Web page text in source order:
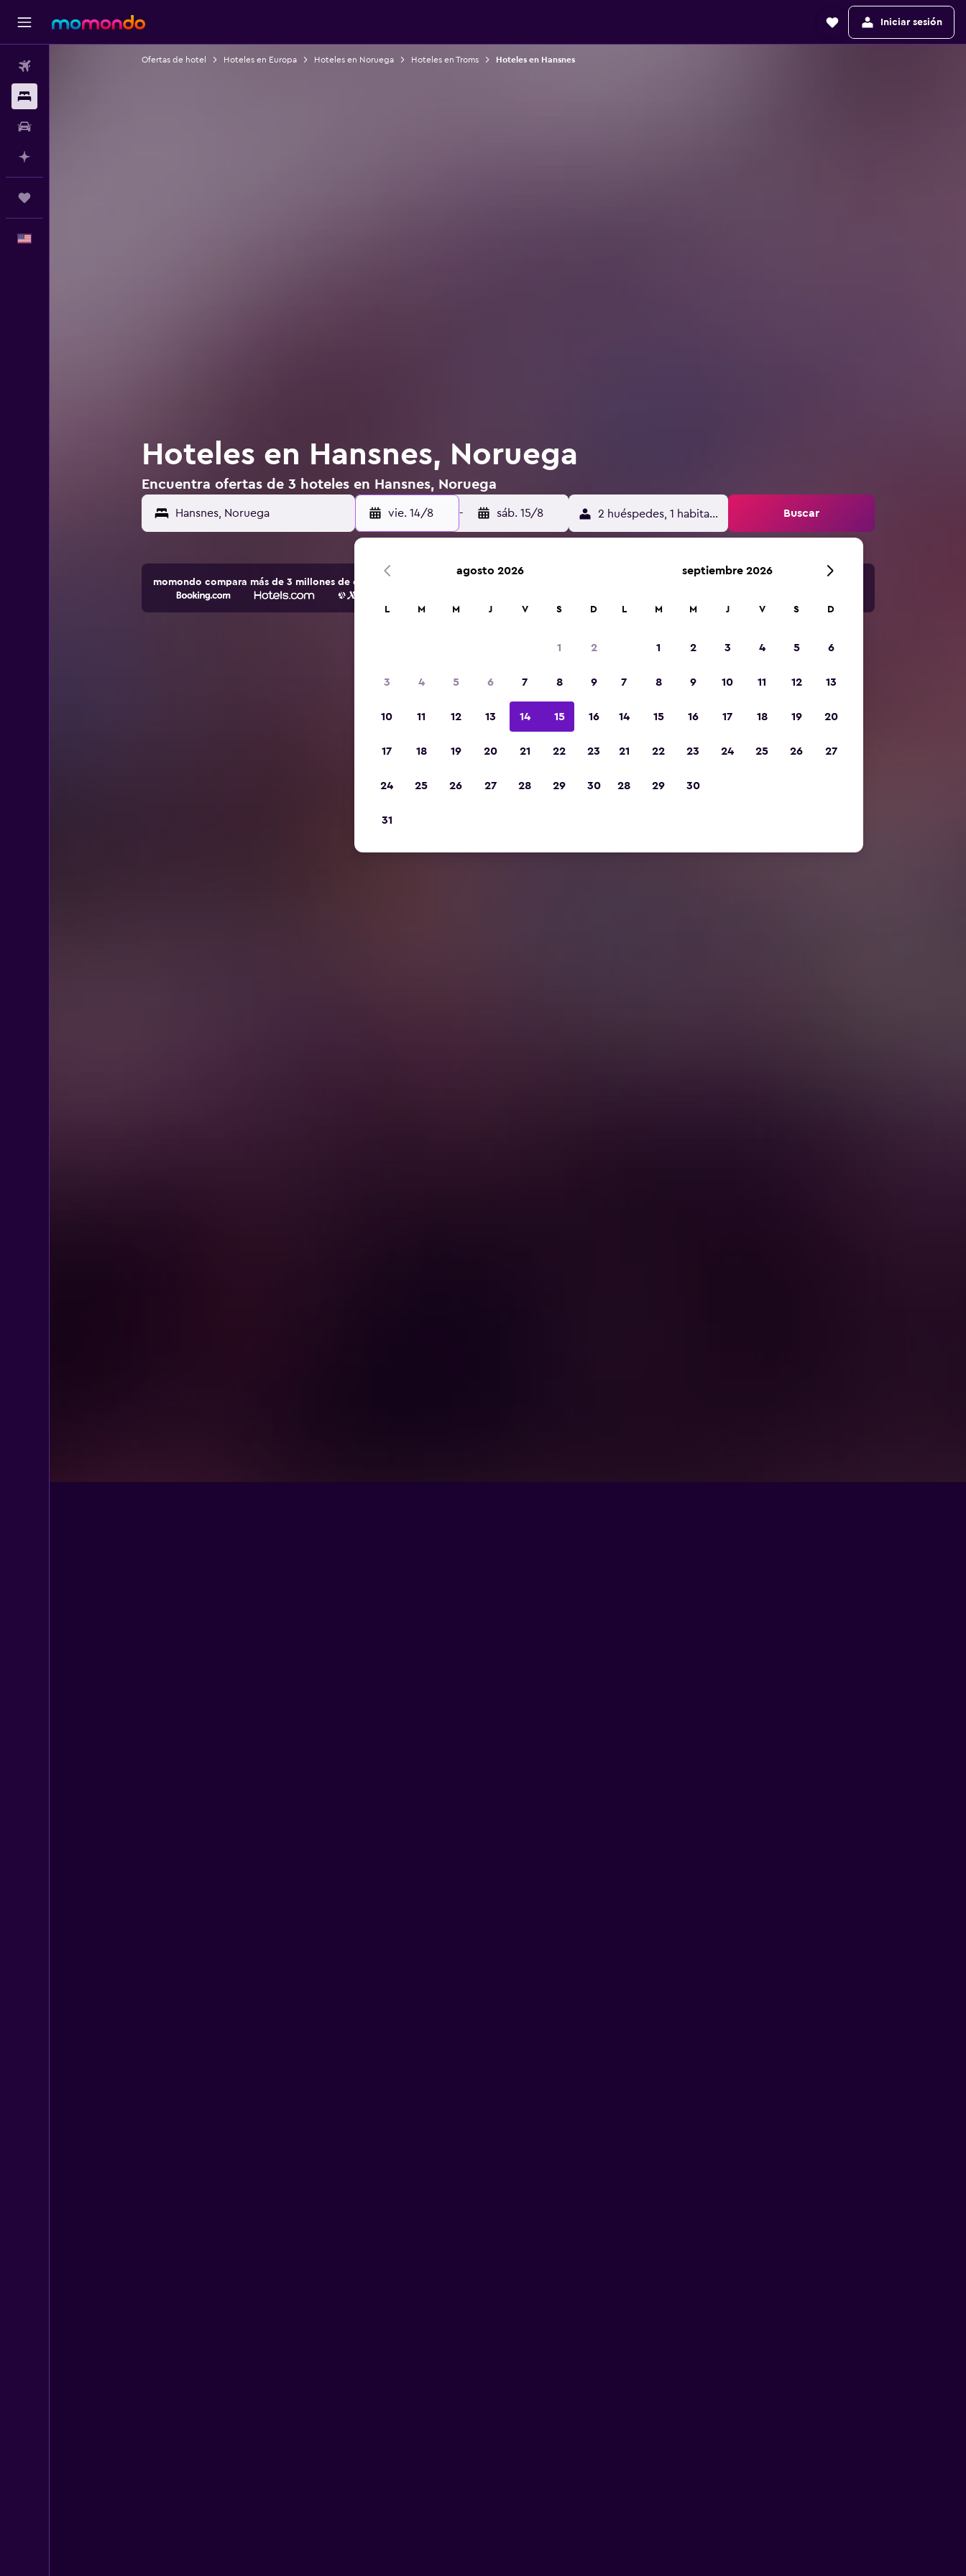
Iniciar sesión
Ofertas de hotel Hoteles en Europa Hoteles en Noruega Hoteles en Troms Hoteles en Hansnes
Hoteles en Hansnes, Noruega
Encuentra ofertas de 3 hoteles en Hansnes, Noruega
Hansnes, Noruega vie. 14/8 - sáb. 15/8 2 huéspedes, 1 habitación Buscar
momondo compara más de 3 millones de opciones de hoteles y alojamientos.
agosto 2026
L M M J V S D
1 2
3 4 5 6 7 8 9
10 11 12 13 14 15 16
17 18 19 20 21 22 23
24 25 26 27 28 29 30
31
septiembre 2026
L M M J V S D
1 2 3 4 5 6
7 8 9 10 11 12 13
14 15 16 17 18 19 20
21 22 23 24 25 26 27
28 29 30